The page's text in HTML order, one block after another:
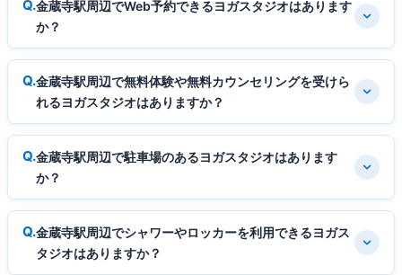
金蔵寺駅周辺でWeb予約できるヨガスタジオはあります
か？
金蔵寺駅周辺で無料体験や無料カウンセリングを受けら
れるヨガスタジオはありますか？
金蔵寺駅周辺で駐車場のあるヨガスタジオはあります
か？
金蔵寺駅周辺でシャワーやロッカーを利用できるヨガス
タジオはありますか？